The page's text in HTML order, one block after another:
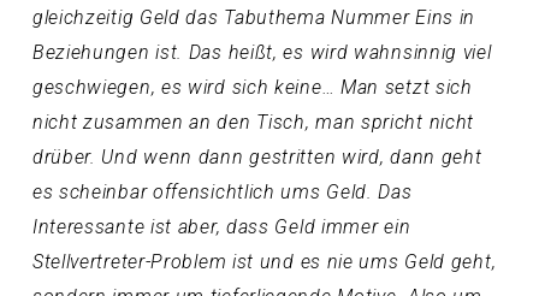
gleichzeitig Geld das Tabuthema Nummer Eins in
Beziehungen ist. Das heißt, es wird wahnsinnig viel
geschwiegen, es wird sich keine… Man setzt sich
nicht zusammen an den Tisch, man spricht nicht
drüber. Und wenn dann gestritten wird, dann geht
es scheinbar offensichtlich ums Geld. Das
Interessante ist aber, dass Geld immer ein
Stellvertreter-Problem ist und es nie ums Geld geht,